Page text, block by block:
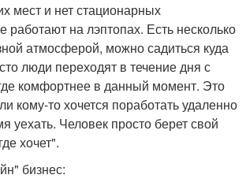
мест и нет стационарных
работают на лэптопах. Есть несколько
атмосферой, можно садиться куда
люди переходят в течение дня с
комфортнее в данный момент. Это
кому-то хочется поработать удаленно
уехать. Человек просто берет свой
хочет".
бизнес: